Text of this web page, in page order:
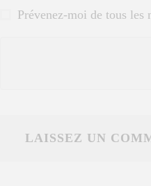
Prévenez-moi de tous les